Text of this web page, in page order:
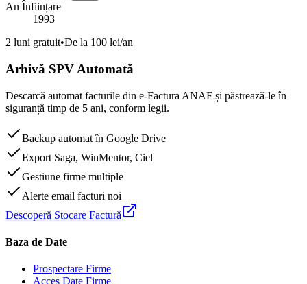
An Înființare
1993
2 luni gratuit•De la 100 lei/an
Arhivă SPV Automată
Descarcă automat facturile din e-Factura ANAF și păstrează-le în
siguranță timp de 5 ani, conform legii.
Backup automat în Google Drive
Export Saga, WinMentor, Ciel
Gestiune firme multiple
Alerte email facturi noi
Descoperă Stocare Factură
Baza de Date
Prospectare Firme
Acces Date Firme